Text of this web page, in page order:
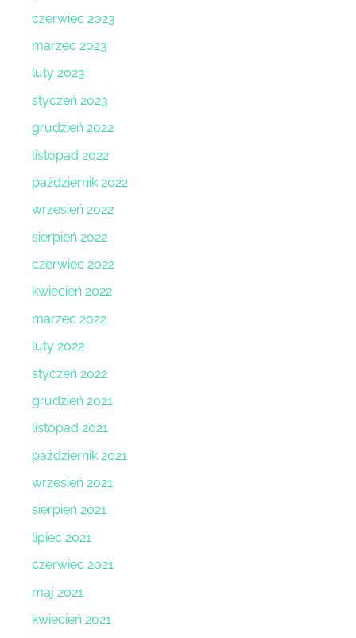
czerwiec 2023
marzec 2023
luty 2023
styczeń 2023
grudzień 2022
listopad 2022
październik 2022
wrzesień 2022
sierpień 2022
czerwiec 2022
kwiecień 2022
marzec 2022
luty 2022
styczeń 2022
grudzień 2021
listopad 2021
październik 2021
wrzesień 2021
sierpień 2021
lipiec 2021
czerwiec 2021
maj 2021
kwiecień 2021